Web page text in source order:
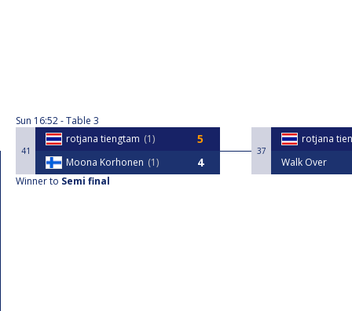
Sun 16:52 Table 3
41
rotjana tiengtam
1
Moona Korhonen
1
Winner to Semi final
37
rotjana
Walk Over